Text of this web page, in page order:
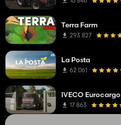
Terra Farm
293 827
La Posta
62 061
IVECO Eurocargo
17 863